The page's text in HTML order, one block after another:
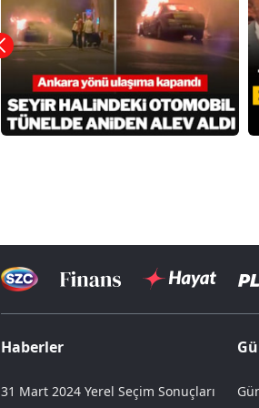
Haberler
31 Mart 2024 Yerel Seçim Sonuçları